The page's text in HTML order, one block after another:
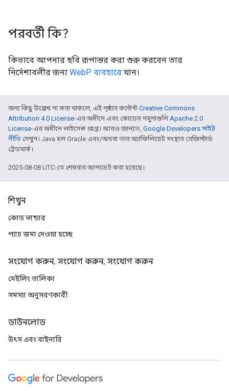
পরবর্তী কি?
কিভাবে আপনার ছবি রূপান্তর করা শুরু করবেন তার
নির্দেশাবলীর জন্য WebP ব্যবহারে যান।
অন্য কিছু উল্লেখ না করা থাকলে, এই পৃষ্ঠার কন্টেন্ট Creative Commons
Attribution 4.0 License-এর অধীনে এবং কোডের নমুনাগুলিApache 2.0
License-এর অধীনে লাইসেন্স প্রাপ্ত। আরও জানতে, Google Developers সাইট
নীতি দেখুন। Java হল Oracle এবং/অথবা তার অ্যাফিলিয়েট সংস্থার রেজিস্টার্ড
ট্রেডমার্ক।
2025-08-08 UTC-তে শেষবার আপডেট করা হয়েছে।
শিখুন
কোড ভান্ডার
প্যাচ জমা দেওয়া হচ্ছে
সংযোগ করুন, সংযোগ করুন, সংযোগ করুন
মেইলিং তালিকা
সমস্যা অনুসরণকারী
ডাউনলোড
উৎস এবং বাইনারি